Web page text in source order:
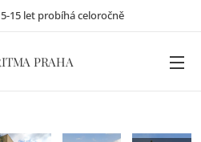
5-15 let probíhá celoročně
PRAHA